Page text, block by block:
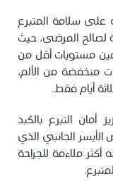
على سلامة المتبرع
لصالح المرضى، حيث
مستويات أقل من
منخفضة من الألم،
أيام فقط.
التبرع بالكبد
الجانبي الذي
يجعله أكثر ملاءمة للجراحة